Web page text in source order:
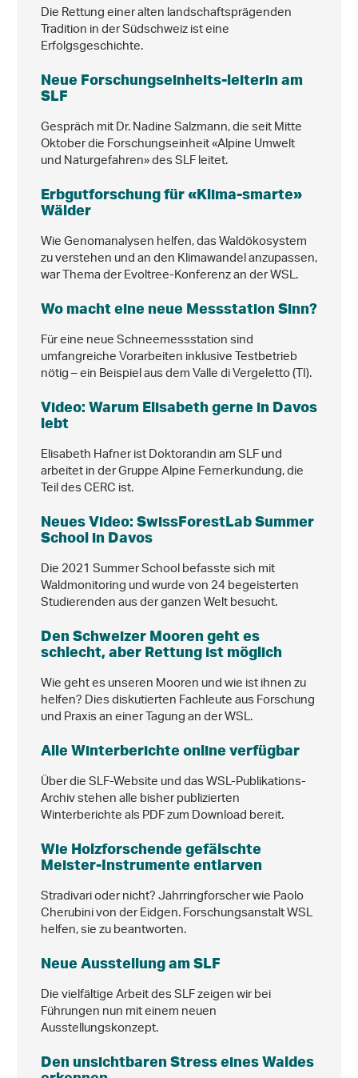
Die Rettung einer alten landschaftsprägenden
Tradition in der Südschweiz ist eine
Erfolgsgeschichte.
Neue Forschungseinheits-leiterin am
SLF
Gespräch mit Dr. Nadine Salzmann, die seit Mitte
Oktober die Forschungseinheit «Alpine Umwelt
und Naturgefahren» des SLF leitet.
Erbgutforschung für «Klima-smarte»
Wälder
Wie Genomanalysen helfen, das Waldökosystem
zu verstehen und an den Klimawandel anzupassen,
war Thema der Evoltree-Konferenz an der WSL.
Wo macht eine neue Messstation Sinn?
Für eine neue Schneemessstation sind
umfangreiche Vorarbeiten inklusive Testbetrieb
nötig – ein Beispiel aus dem Valle di Vergeletto (TI).
Video: Warum Elisabeth gerne in Davos
lebt
Elisabeth Hafner ist Doktorandin am SLF und
arbeitet in der Gruppe Alpine Fernerkundung, die
Teil des CERC ist.
Neues Video: SwissForestLab Summer
School in Davos
Die 2021 Summer School befasste sich mit
Waldmonitoring und wurde von 24 begeisterten
Studierenden aus der ganzen Welt besucht.
Den Schweizer Mooren geht es
schlecht, aber Rettung ist möglich
Wie geht es unseren Mooren und wie ist ihnen zu
helfen? Dies diskutierten Fachleute aus Forschung
und Praxis an einer Tagung an der WSL.
Alle Winterberichte online verfügbar
Über die SLF-Website und das WSL-Publikations-
Archiv stehen alle bisher publizierten
Winterberichte als PDF zum Download bereit.
Wie Holzforschende gefälschte
Meister-Instrumente entlarven
Stradivari oder nicht? Jahrringforscher wie Paolo
Cherubini von der Eidgen. Forschungsanstalt WSL
helfen, sie zu beantworten.
Neue Ausstellung am SLF
Die vielfältige Arbeit des SLF zeigen wir bei
Führungen nun mit einem neuen
Ausstellungskonzept.
Den unsichtbaren Stress eines Waldes